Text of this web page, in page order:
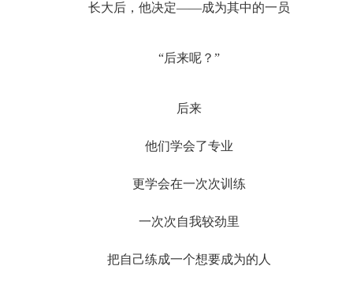
长大后，他决定——成为其中的一员
“后来呢？”
后来
他们学会了专业
更学会在一次次训练
一次次自我较劲里
把自己练成一个想要成为的人